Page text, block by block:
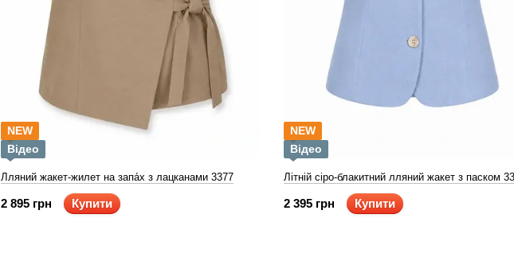
NEW
Відео
Лляний жакет-жилет на запа́х з лацканами 3377
2 895 грн Купити
NEW
Відео
Літній сіро-блакитний лляний жакет з паском
2 395 грн Купити